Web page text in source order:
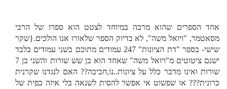
אחד הספרים שהוא מרבה במיוחד לצטט הוא ספרו של הרבי
מסאטמר, "ויואל משה", לא בדיוק הספר שלאורו אנו הולכים.{שקר
שישי- בספר "דת הציונות" 247 עמודים מתוכם בשני עמודים בלבד
ישנם ציטוטים מ"ויואל משה" שאחד הוא בן שש שורות והשני בן 7
שורות ואינו מדבר כלל על ציונות..נו,חביבה?? האם לנגדנו שקרנית
כרונית??? או שפשוט אי אפשר להסית לשנאה בלי איזה כפית של